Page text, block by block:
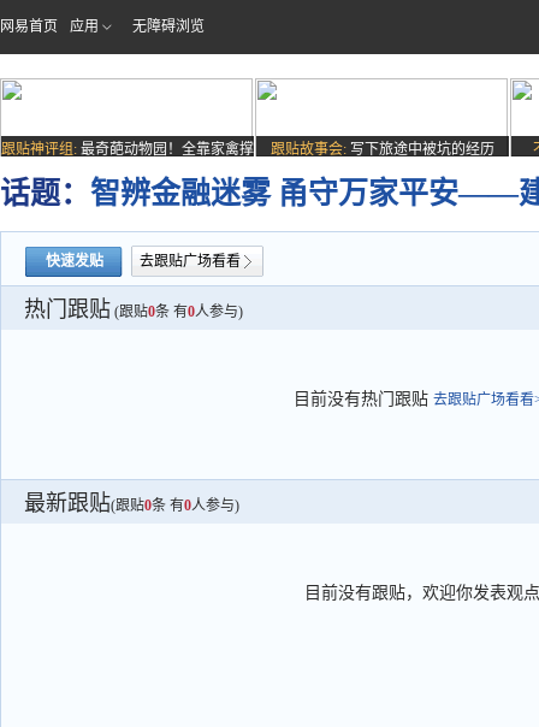
网易首页 应用 无障碍浏览
跟贴神评组: 最奇葩动物园！全靠家禽撑
场子
跟贴故事会: 写下旅途中被坑的经历
话题： 智辨金融迷雾 甬守万家平安——
快速发贴 去跟贴广场看看
热门跟贴 (跟贴0条 有0人参与)
目前没有热门跟贴 去跟贴广场看看
最新跟贴(跟贴0条 有0人参与)
目前没有跟贴，欢迎你发表观点